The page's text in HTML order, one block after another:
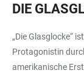
DIE
„Die Glasglocke“
Protagonistin
amerikanische